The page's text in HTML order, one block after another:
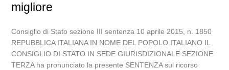
migliore
Consiglio di Stato sezione III sentenza 10 aprile 2015, n. 1850
REPUBBLICA ITALIANA IN NOME DEL POPOLO ITALIANO IL
CONSIGLIO DI STATO IN SEDE GIURISDIZIONALE SEZIONE
TERZA ha pronunciato la presente SENTENZA sul ricorso